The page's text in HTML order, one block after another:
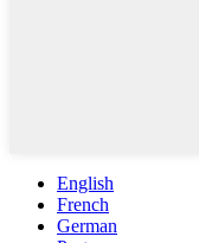
English
French
German